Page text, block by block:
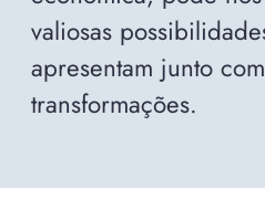
valiosas
apresentam junto
transformações.